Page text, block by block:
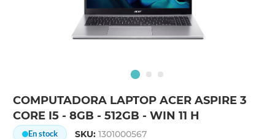
COMPUTADORA LAPTOP ACER ASPIRE 3
CORE I5 - 8GB - 512GB - WIN 11 H
En stock SKU:1301000567